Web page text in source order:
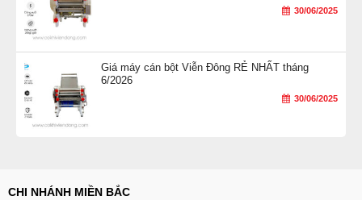
30/06/2025
Giá máy cán bột Viễn Đông RẺ NHẤT tháng
6/2026
30/06/2025
CHI NHÁNH MIỀN BẮC